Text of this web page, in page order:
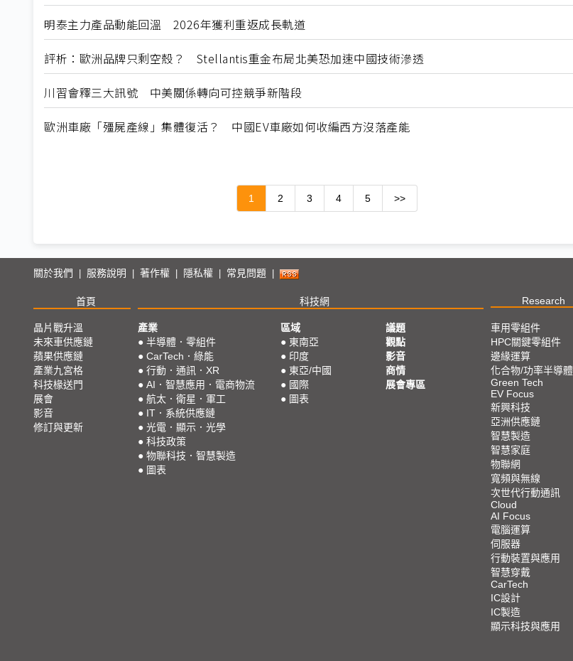
明泰主力產品動能回溫 2026年獲利重返成長軌道
評析：歐洲品牌只剩空殼？ Stellantis重金布局北美恐加速中國技術滲透
川習會釋三大訊號 中美關係轉向可控競爭新階段
歐洲車廠「殭屍產線」集體復活？ 中國EV車廠如何收編西方沒落產能
1 2 3 4 5 >>
關於我們 服務說明 著作權 隱私權 常見問題
首頁 科技網 Research
晶片戰升溫
未來車供應鏈
蘋果供應鏈
產業九宮格
科技椽送門
展會
影音
修訂與更新
產業
● 半導體．零組件
● CarTech．綠能
● 行動．通訊．XR
● AI．智慧應用．電商物流
● 航太．衛星．軍工
● IT．系統供應鏈
● 光電．顯示．光學
● 科技政策
● 物聯科技．智慧製造
● 圖表
區域
● 東南亞
● 印度
● 東亞/中國
● 國際
● 圖表
議題
觀點
影音
商情
展會專區
車用零組件
HPC關鍵零組件
邊緣運算
化合物/功率半導體
Green Tech
EV Focus
新興科技
亞洲供應鏈
智慧製造
智慧家庭
物聯網
寬頻與無線
次世代行動通訊
Cloud
AI Focus
電腦運算
伺服器
行動裝置與應用
智慧穿戴
CarTech
IC設計
IC製造
顯示科技與應用